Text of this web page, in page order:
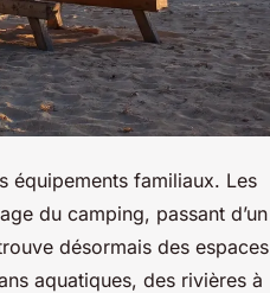
équipements familiaux. Les
du camping, passant d’un
désormais des espaces
aquatiques, des rivières à